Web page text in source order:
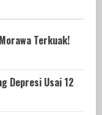
Terkuak!
Depresi Usai 12